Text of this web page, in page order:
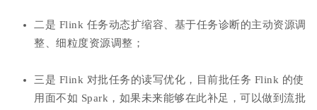
二是 Flink 任务动态扩缩容、基于任务诊断的主动资源调
整、细粒度资源调整；
三是 Flink 对批任务的读写优化，目前批任务 Flink 的使
用面不如 Spark，如果未来能够在此补足，可以做到流批